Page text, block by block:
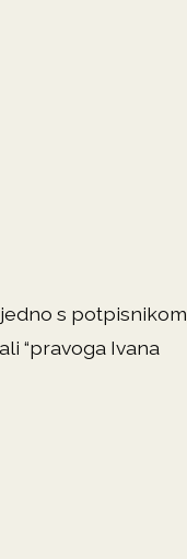
s potpisnikom
“pravoga Ivana